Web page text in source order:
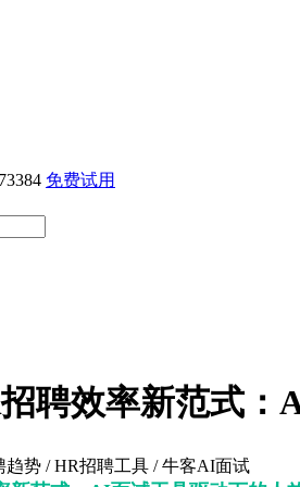
免费试用
聘效率新范式
趋势 / HR招聘工具 / 牛客AI面试